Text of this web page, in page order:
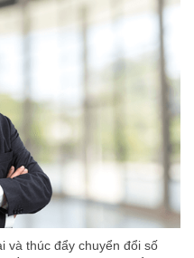
và thúc đẩy chuyển đổi số